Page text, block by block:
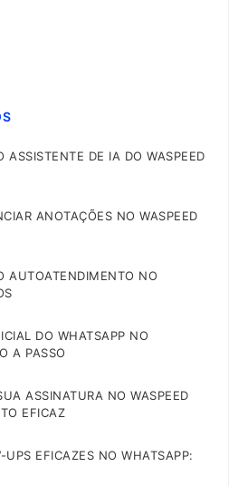
ASSISTENTE DE IA DO WASPEED
ANOTAÇÕES NO WASPEED
AUTOATENDIMENTO NO
DO WHATSAPP NO
A PASSO
ASSINATURA NO WASPEED
EFICAZ
UPS EFICAZES NO WHATSAPP: